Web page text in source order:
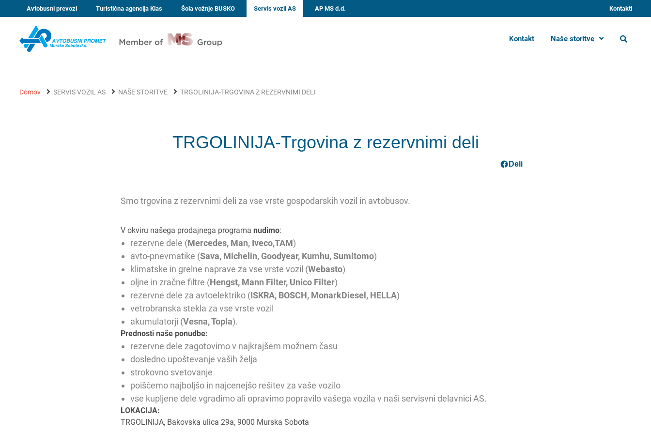
Avtobusni prevozi Turistična agencija Klas Šola vožnje BUSKO Servis vozil AS AP MS d.d. Kontakti
Kontakt Naše storitve
Domov SERVIS VOZIL AS NAŠE STORITVE TRGOLINIJA-TRGOVINA Z REZERVNIMI DELI
TRGOLINIJA-Trgovina z rezervnimi deli
Deli
Smo trgovina z rezervnimi deli za vse vrste gospodarskih vozil in avtobusov.
V okviru našega prodajnega programa nudimo:
rezervne dele (Mercedes, Man, Iveco,TAM)
avto-pnevmatike (Sava, Michelin, Goodyear, Kumhu, Sumitomo)
klimatske in grelne naprave za vse vrste vozil (Webasto)
oljne in zračne filtre (Hengst, Mann Filter, Unico Filter)
rezervne dele za avtoelektriko (ISKRA, BOSCH, MonarkDiesel, HELLA)
vetrobranska stekla za vse vrste vozil
akumulatorji (Vesna, Topla).
Prednosti naše ponudbe:
rezervne dele zagotovimo v najkrajšem možnem času
dosledno upoštevanje vaših želja
strokovno svetovanje
poiščemo najboljšo in najcenejšo rešitev za vaše vozilo
vse kupljene dele vgradimo ali opravimo popravilo vašega vozila v naši servisvni delavnici AS.
LOKACIJA:
TRGOLINIJA, Bakovska ulica 29a, 9000 Murska Sobota